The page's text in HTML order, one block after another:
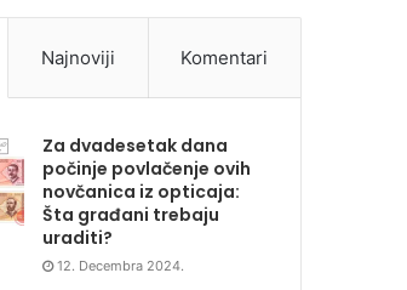
Najnoviji Komentari
Za dvadesetak dana
počinje povlačenje ovih
novčanica iz opticaja:
Šta građani trebaju
uraditi?
12. Decembra 2024.